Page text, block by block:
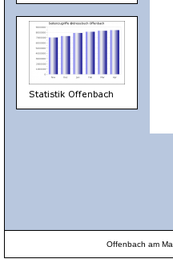
Offenbach am